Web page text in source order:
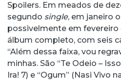
Spoilers. Em meados de
segundo single, em janeiro
possivelmente em fevereiro
álbum completo, com seis
“Além dessa faixa, vou
minhas. São “Te Odeio –
Ira! 7) e “Ogum” (Nasi Vivo